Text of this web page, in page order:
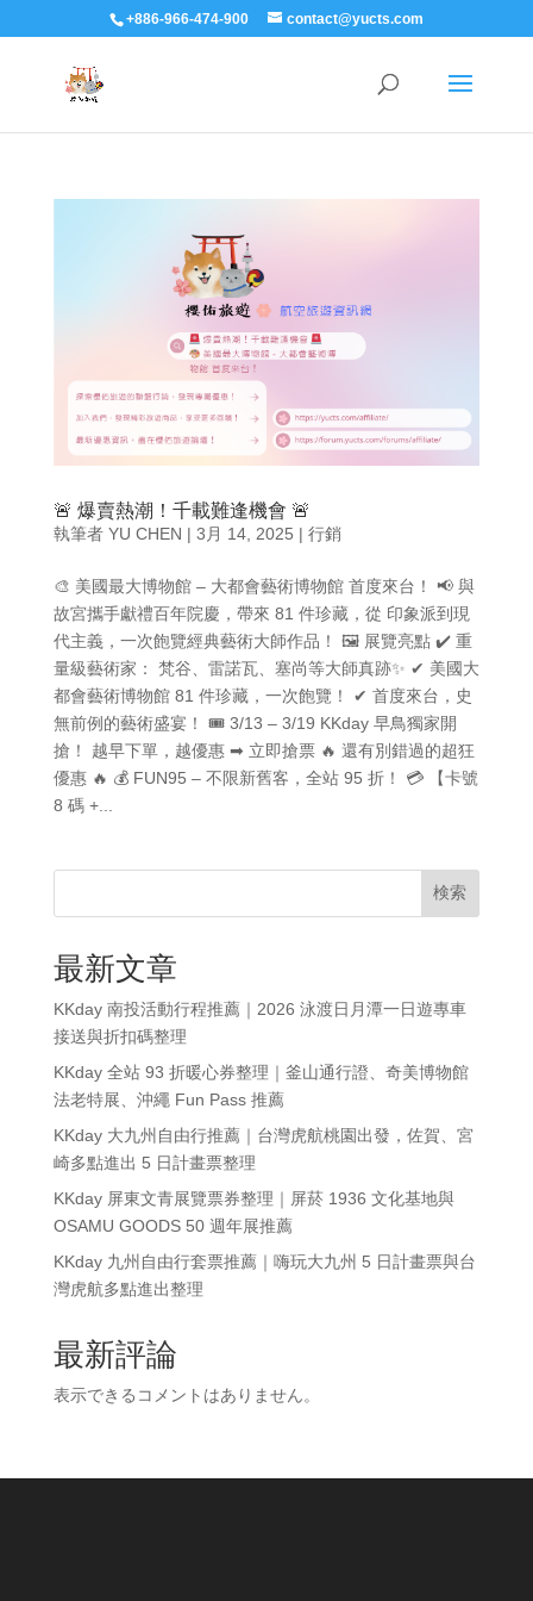
+886-966-474-900 contact@yucts.com
🚨 爆賣熱潮！千載難逢機會 🚨
執筆者 YU CHEN | 3月 14, 2025 | 行銷
🎨 美國最大博物館 – 大都會藝術博物館 首度來台！ 📢 與
故宮攜手獻禮百年院慶，帶來 81 件珍藏，從 印象派到現
代主義，一次飽覽經典藝術大師作品！ 🖼 展覽亮點 ✔ 重
量級藝術家： 梵谷、雷諾瓦、塞尚等大師真跡✨ ✔ 美國大
都會藝術博物館 81 件珍藏，一次飽覽！ ✔ 首度來台，史
無前例的藝術盛宴！ 🎟 3/13 – 3/19 KKday 早鳥獨家開
搶！ 越早下單，越優惠 ➡ 立即搶票 🔥 還有別錯過的超狂
優惠 🔥 💰 FUN95 – 不限新舊客，全站 95 折！ 💳 【卡號
8 碼 +...
検索
最新文章
KKday 南投活動行程推薦｜2026 泳渡日月潭一日遊專車
接送與折扣碼整理
KKday 全站 93 折暖心券整理｜釜山通行證、奇美博物館
法老特展、沖繩 Fun Pass 推薦
KKday 大九州自由行推薦｜台灣虎航桃園出發，佐賀、宮
崎多點進出 5 日計畫票整理
KKday 屏東文青展覽票券整理｜屏菸 1936 文化基地與
OSAMU GOODS 50 週年展推薦
KKday 九州自由行套票推薦｜嗨玩大九州 5 日計畫票與台
灣虎航多點進出整理
最新評論
表示できるコメントはありません。